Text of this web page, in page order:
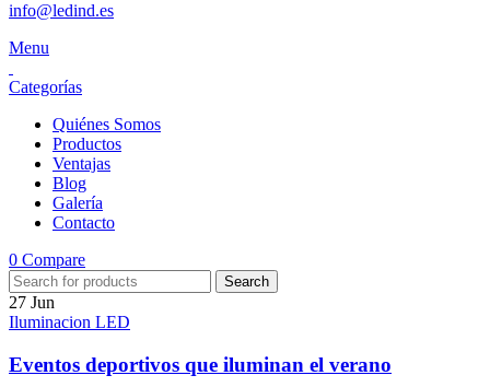
info@ledind.es
Menu
Categorías
Quiénes Somos
Productos
Ventajas
Blog
Galería
Contacto
0 Compare
Search
27 Jun
Iluminacion LED
Eventos deportivos que iluminan el verano